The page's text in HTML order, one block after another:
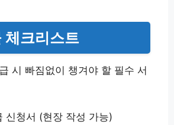
체크리스트
시 빠짐없이 챙겨야 할 필수 서
신청서 (현장 작성 가능)